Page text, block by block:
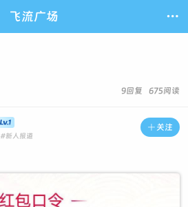
飞流广场 
9回复 675阅读
 关注
#新人报道